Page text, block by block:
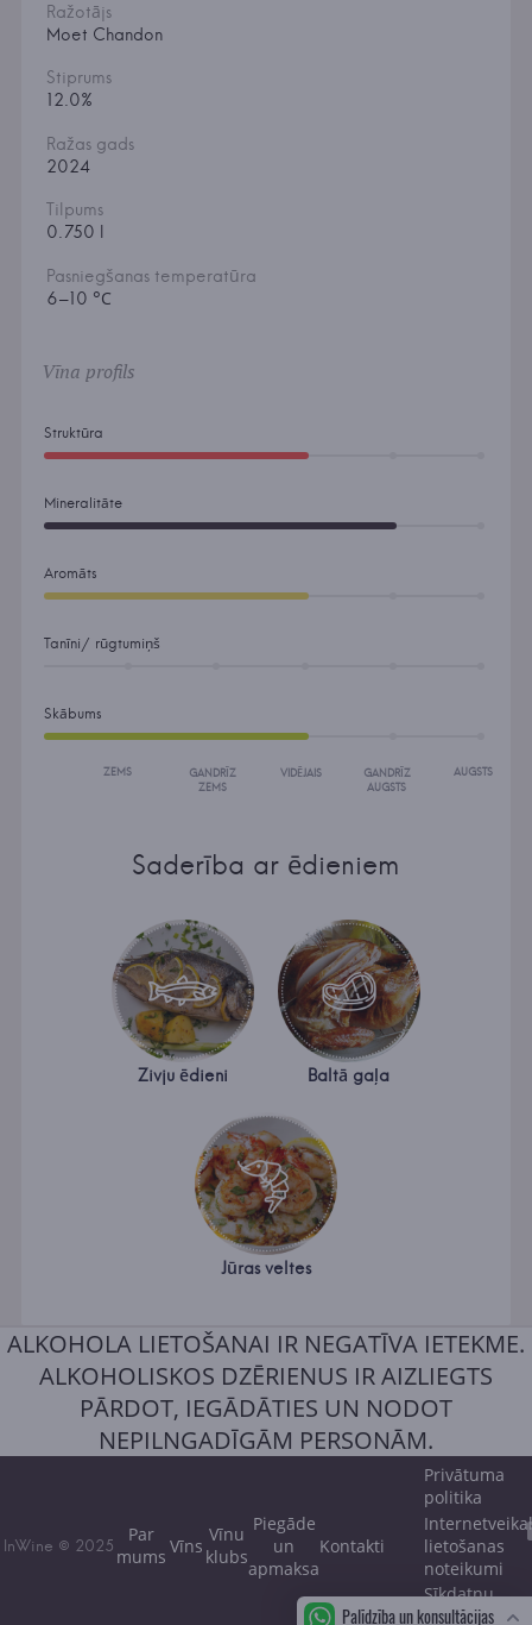
Palīdzība un konsultācijas
Ražotājs
Moet Chandon
Stiprums
12.0%
Ražas gads
2024
Tilpums
0.750 l
Pasniegšanas temperatūra
6–10 °С
Vīna profils
Struktūra
Mineralitāte
Aromāts
Tanīni/ rūgtumiņš
Skābums
ZEMS
GANDRĪZ
ZEMS
VIDĒJAIS
GANDRĪZ
AUGSTS
AUGSTS
Saderība ar ēdieniem
Zivju ēdieni Baltā gaļa
Jūras veltes
ALKOHOLA LIETOŠANAI IR NEGATĪVA IETEKME.
ALKOHOLISKOS DZĒRIENUS IR AIZLIEGTS
PĀRDOT, IEGĀDĀTIES UN NODOT
NEPILNGADĪGĀM PERSONĀM.
InWine © 2025
Par
mums Vīns Vīnu
klubs
Piegāde
un
apmaksa
Kontakti
Privātuma
politika
lietošanas
noteikumi
Sīkdatņu
politika